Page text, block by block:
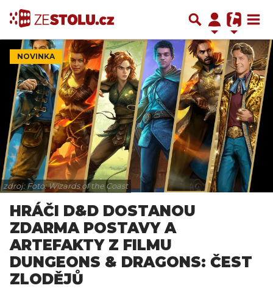
NOVINKA
zdroj: Foto: Wizards of the Coast
HRÁČI D&D DOSTANOU
ZDARMA POSTAVY A
ARTEFAKTY Z FILMU
DUNGEONS & DRAGONS: ČEST
ZLODĚJŮ